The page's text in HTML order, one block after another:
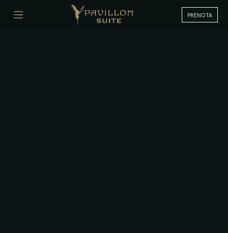
PRENOTA